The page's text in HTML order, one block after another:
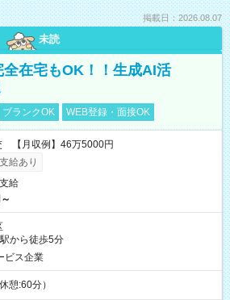
掲載日：2026.08.07
未読
在宅もOK！！生成AI活
ブランクOK WEB登録・面接OK
【月収例】46万5000円
給あり
給
から徒歩5分
ビス企業
憩:60分）